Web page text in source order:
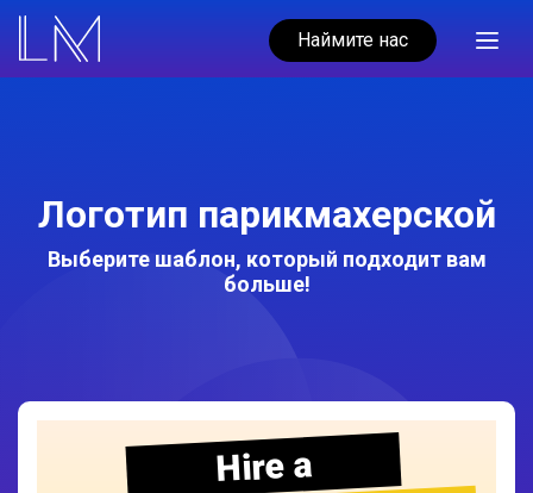
Наймите нас
Логотип парикмахерской
Выберите шаблон, который подходит вам
больше!
Hire a